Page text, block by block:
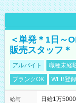
＜単発＊1日～
販売スタッフ＊
アルバイト 職種未経
ブランクOK
WEB登
給与
日給1万